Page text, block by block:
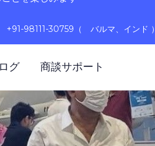
+91-98111-30759（ バルマ、インド ）
グ 商談サポート